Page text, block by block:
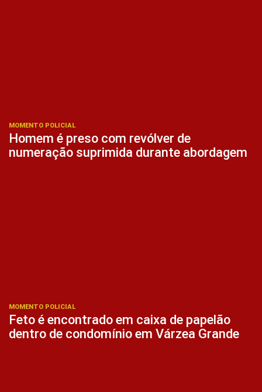
MOMENTO POLICIAL
Homem é preso com revólver de
numeração suprimida durante abordagem
MOMENTO POLICIAL
Feto é encontrado em caixa de papelão
dentro de condomínio em Várzea Grande